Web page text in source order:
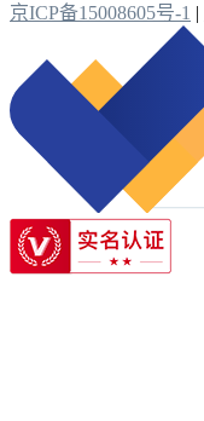
京ICP备15008605号-1 |